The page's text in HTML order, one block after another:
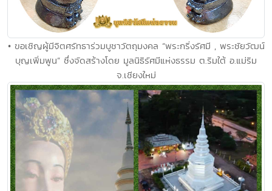
• ขอเชิญผู้มีจิตศรัทธาร่วมบูชาวัตถุมงคล “พระกริ่งรัศมี , พระชัยวัฒน์
บุญเพิ่มพูน” ซึ่งจัดสร้างโดย มูลนิธิรัศมีแห่งธรรม ต.ริมใต้ อ.แม่ริม
จ.เชียงใหม่